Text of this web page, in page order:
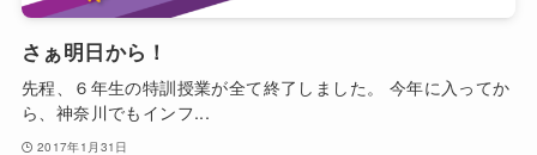
さぁ明日から！
先程、６年生の特訓授業が全て終了しました。 今年に入ってか
ら、神奈川でもインフ...
2017年1月31日